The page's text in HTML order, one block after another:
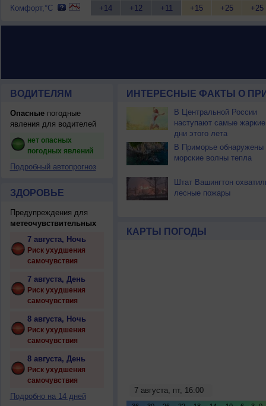
Комфорт,°C
+14
+12
+11
+15
+25
+25
ВОДИТЕЛЯМ
Опасныепогодные
явления для водителей
нет опасных
погодных явлений
Подробный автопрогноз
ЗДОРОВЬЕ
Предупреждения для
метеочувствительных
7 августа, Ночь
Риск ухудшения
самочувствия
7 августа, День
Риск ухудшения
самочувствия
8 августа, Ночь
Риск ухудшения
самочувствия
8 августа, День
Риск ухудшения
самочувствия
Подробно на 14 дней
ИНТЕРЕСНЫЕ ФАКТЫ О
В Центральной России
наступают самые жаркие
дни этого лета
В Приморье обнаружены
морские волны тепла
Штат Вашингтон
лесные пожары
КАРТЫ ПОГОДЫ